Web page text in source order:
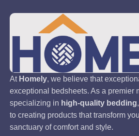
At Homely, we believe that
exceptional bedsheets. As a premier
specializing in high-quality bedding
to creating products that transform
sanctuary of comfort and style.